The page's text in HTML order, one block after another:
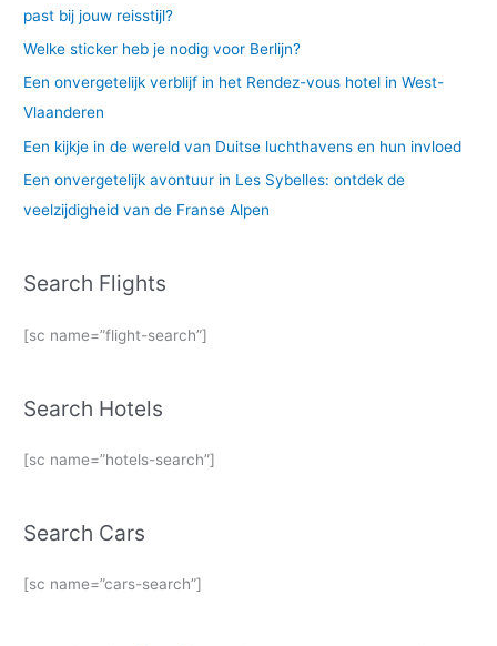
past bij jouw reisstijl?
Welke sticker heb je nodig voor Berlijn?
Een onvergetelijk verblijf in het Rendez-vous hotel in West-
Vlaanderen
Een kijkje in de wereld van Duitse luchthavens en hun invloed
Een onvergetelijk avontuur in Les Sybelles: ontdek de
veelzijdigheid van de Franse Alpen
Search Flights
[sc name=”flight-search”]
Search Hotels
[sc name=”hotels-search”]
Search Cars
[sc name=”cars-search”]